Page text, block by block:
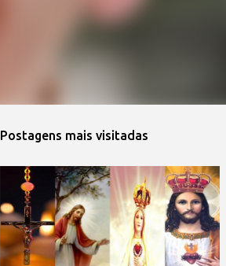
Postagens mais visitadas